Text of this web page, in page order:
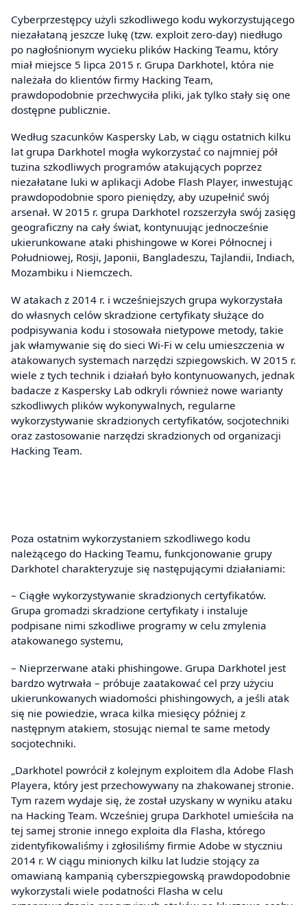
Cyberprzestępcy użyli szkodliwego kodu wykorzystującego
niezałataną jeszcze lukę (tzw. exploit zero-day) niedługo
po nagłośnionym wycieku plików Hacking Teamu, który
miał miejsce 5 lipca 2015 r. Grupa Darkhotel, która nie
należała do klientów firmy Hacking Team,
prawdopodobnie przechwyciła pliki, jak tylko stały się one
dostępne publicznie.
Według szacunków Kaspersky Lab, w ciągu ostatnich kilku
lat grupa Darkhotel mogła wykorzystać co najmniej pół
tuzina szkodliwych programów atakujących poprzez
niezałatane luki w aplikacji Adobe Flash Player, inwestując
prawdopodobnie sporo pieniędzy, aby uzupełnić swój
arsenał. W 2015 r. grupa Darkhotel rozszerzyła swój zasięg
geograficzny na cały świat, kontynuując jednocześnie
ukierunkowane ataki phishingowe w Korei Północnej i
Południowej, Rosji, Japonii, Bangladeszu, Tajlandii, Indiach,
Mozambiku i Niemczech.
W atakach z 2014 r. i wcześniejszych grupa wykorzystała
do własnych celów skradzione certyfikaty służące do
podpisywania kodu i stosowała nietypowe metody, takie
jak włamywanie się do sieci Wi-Fi w celu umieszczenia w
atakowanych systemach narzędzi szpiegowskich. W 2015 r.
wiele z tych technik i działań było kontynuowanych, jednak
badacze z Kaspersky Lab odkryli również nowe warianty
szkodliwych plików wykonywalnych, regularne
wykorzystywanie skradzionych certyfikatów, socjotechniki
oraz zastosowanie narzędzi skradzionych od organizacji
Hacking Team.
Poza ostatnim wykorzystaniem szkodliwego kodu
należącego do Hacking Teamu, funkcjonowanie grupy
Darkhotel charakteryzuje się następującymi działaniami:
– Ciągłe wykorzystywanie skradzionych certyfikatów.
Grupa gromadzi skradzione certyfikaty i instaluje
podpisane nimi szkodliwe programy w celu zmylenia
atakowanego systemu,
– Nieprzerwane ataki phishingowe. Grupa Darkhotel jest
bardzo wytrwała – próbuje zaatakować cel przy użyciu
ukierunkowanych wiadomości phishingowych, a jeśli atak
się nie powiedzie, wraca kilka miesięcy później z
następnym atakiem, stosując niemal te same metody
socjotechniki.
„Darkhotel powrócił z kolejnym exploitem dla Adobe Flash
Playera, który jest przechowywany na zhakowanej stronie.
Tym razem wydaje się, że został uzyskany w wyniku ataku
na Hacking Team. Wcześniej grupa Darkhotel umieściła na
tej samej stronie innego exploita dla Flasha, którego
zidentyfikowaliśmy i zgłosiliśmy firmie Adobe w styczniu
2014 r. W ciągu minionych kilku lat ludzie stojący za
omawianą kampanią cyberszpiegowską prawdopodobnie
wykorzystali wiele podatności Flasha w celu